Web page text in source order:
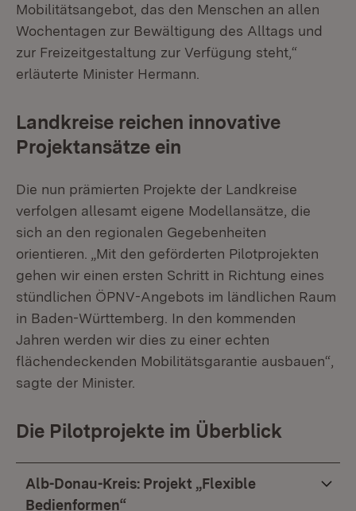
Mobilitätsangebot, das den Menschen an allen
Wochentagen zur Bewältigung des Alltags und
zur Freizeitgestaltung zur Verfügung steht,“
erläuterte Minister Hermann.
Landkreise reichen innovative
Projektansätze ein
Die nun prämierten Projekte der Landkreise
verfolgen allesamt eigene Modellansätze, die
sich an den regionalen Gegebenheiten
orientieren. „Mit den geförderten Pilotprojekten
gehen wir einen ersten Schritt in Richtung eines
stündlichen ÖPNV-Angebots im ländlichen Raum
in Baden-Württemberg. In den kommenden
Jahren werden wir dies zu einer echten
flächendeckenden Mobilitätsgarantie ausbauen“,
sagte der Minister.
Die Pilotprojekte im Überblick
Alb-Donau-Kreis: Projekt „Flexible
Bedienformen“